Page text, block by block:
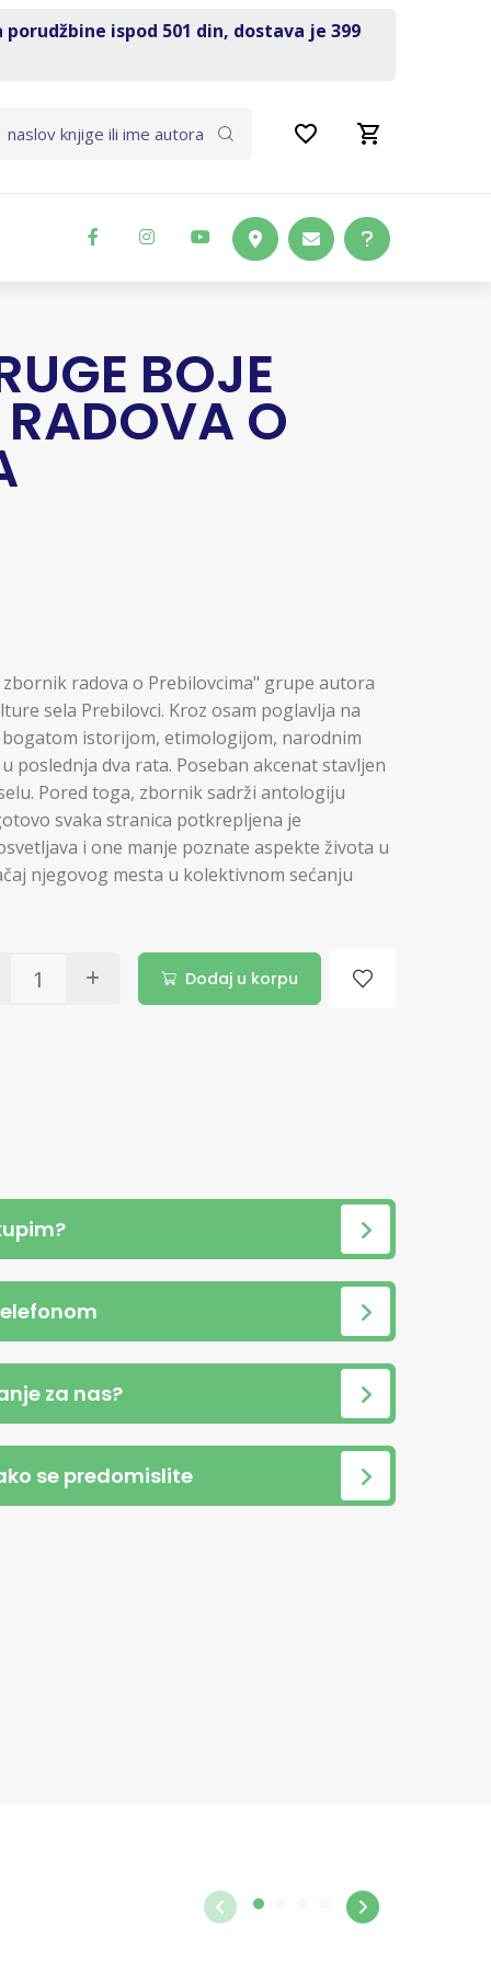
ispod 501 din, dostava je 399
BOJE
O
radova o Prebilovcima" grupe autora
sela Prebilovci. Kroz osam poglavlja na
istorijom, etimologijom, narodnim
poslednja dva rata. Poseban akcenat stavljen
Pored toga, zbornik sadrži antologiju
svaka stranica potkrepljena je
i one manje poznate aspekte života u
njegovog mesta u kolektivnom sećanju
Dodaj u korpu
za nas?
se predomislite